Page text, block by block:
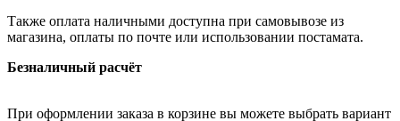
Также оплата наличными доступна при самовывозе из
магазина, оплаты по почте или использовании постамата.
Безналичный расчёт
При оформлении заказа в корзине вы можете выбрать вариант